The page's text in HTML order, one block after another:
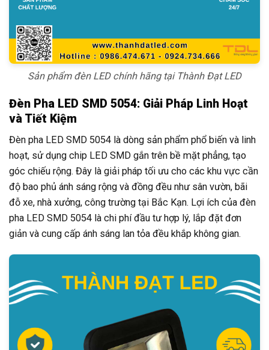
Sản phẩm đèn LED chính hãng tại Thành Đạt LED
Đèn Pha LED SMD 5054: Giải Pháp Linh Hoạt
và Tiết Kiệm
Đèn pha LED SMD 5054 là dòng sản phẩm phổ biến và linh
hoạt, sử dụng chip LED SMD gắn trên bề mặt phẳng, tạo
góc chiếu rộng. Đây là giải pháp tối ưu cho các khu vực cần
độ bao phủ ánh sáng rộng và đồng đều như sân vườn, bãi
đỗ xe, nhà xưởng, công trường tại Bắc Kạn. Lợi ích của đèn
pha LED SMD 5054 là chi phí đầu tư hợp lý, lắp đặt đơn
giản và cung cấp ánh sáng lan tỏa đều khắp không gian.